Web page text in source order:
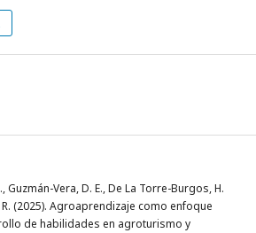
Guzmán-Vera, D. E., De La Torre-Burgos, H.
(2025). Agroaprendizaje como enfoque
de habilidades en agroturismo y